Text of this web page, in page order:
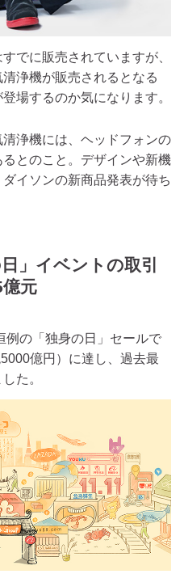
でに販売されていますが、
浄機が販売されるとなる
場するのか気になります。
浄機には、ヘッドフォンの
とのこと。デザインや新機
イソンの新商品発表が待ち
」イベントの取引
元
例の「独身の日」セールで
億円）に達し、過去最
た。